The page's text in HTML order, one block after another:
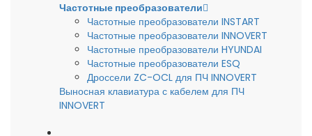
Частотные преобразователи
Частотные преобразователи INSTART
Частотные преобразователи INNOVERT
Частотные преобразователи HYUNDAI
Частотные преобразователи ESQ
Дроссели ZC-OCL для ПЧ INNOVERT
Выносная клавиатура с кабелем для ПЧ
INNOVERT